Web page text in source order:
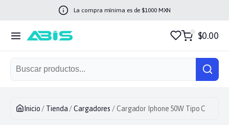
La compra mínima es de $1000MXN
$0.00
Inicio / Tienda /Cargadores / Cargador Iphone 50W Tipo C